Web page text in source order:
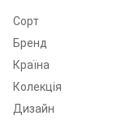
Сорт
Бренд
Країна
Колекція
Дизайн